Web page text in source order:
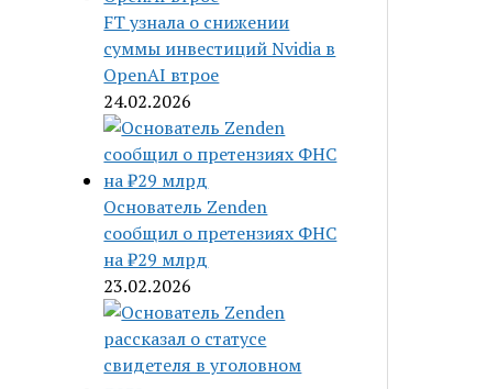
FT узнала о снижении
суммы инвестиций Nvidia в
OpenAI втрое
24.02.2026
Основатель Zenden
сообщил о претензиях ФНС
на ₽29 млрд
23.02.2026